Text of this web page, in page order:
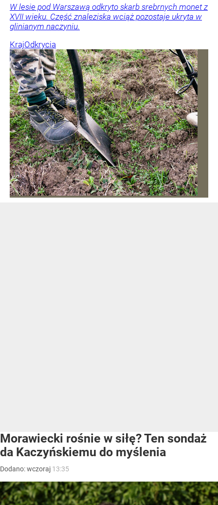
W lesie pod Warszawą odkryto skarb srebrnych monet z
XVII wieku. Część znaleziska wciąż pozostaje ukryta w
glinianym naczyniu.
KrajOdkrycia
Morawiecki rośnie w siłę? Ten sondaż
da Kaczyńskiemu do myślenia
Dodano:wczoraj 13:35